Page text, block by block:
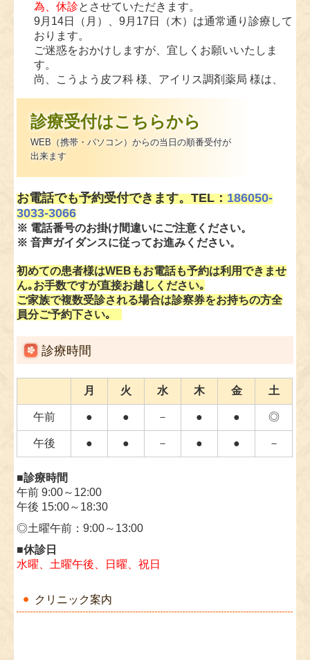
クリニック案内
為、休診とさせていただきます。
9月14日（月）、9月17日（木）は通常通り診療して
おります。
ご迷惑をおかけしますが、宜しくお願いいたしま
す。
尚、こうよう皮フ科 様、アイリス調剤薬局 様は、
2026.05.14
■明細書発行体制について■
当院では、医療の透明化や患者様への情報提供を積
料で発行しております。
また、公費負担医療の受給者で医療費の自己負担の
ない方についても、明細書を無料で発行しておりま
す。
検査の名称が記載されます。
明細書の発行を希望されない方は、会計窓口にてそ
の旨をお申し出ください。
当院では、令和8年6月の診療報酬改定に伴う、電子
的診療情報連携体制整備について以下のように対応
します。
・オンライン請求を行っています。
・オンライン資格確認を行う体制を有しています。
・医師がオンライン資格確認を利用して取得した診
療情報を、診療を行う診察室または処置室において
閲覧または活用できる体制を有しています。
一定程度の実績を有しています。
・電子的診療情報連携の体制に関する事項及び、質
の高い診療を実施する為の充分な情報を取得・活用
して診療を行うことについて、院内の見やすい場所
及びホームページ上に掲示しております。
2026.05.07
6月5日(金)～毎週金曜日午前に新しい女性医師が加
わりますのでお知らせします。しばらくの間は、秋
診療受付はこちらから
WEB（携帯・パソコン）からの当日の順番受付が
出来ます
お電話でも予約受付できます。TEL：186050-
3033-3066
※ 電話番号のお掛け間違いにご注意ください。
※ 音声ガイダンスに従ってお進みください。
初めての患者様はWEBもお電話も予約は利用できませ
ん｡お手数ですが直接お越しください｡
ご家族で複数受診される場合は診察券をお持ちの方全
員分ご予約下さい｡
診療時間
月 火 水 木 金 土
午前 ● ● － ● ● ◎
午後 ● ● － ● ● －
■診療時間
午前 9:00～12:00
午後 15:00～18:30
◎土曜午前：9:00～13:00
■休診日
水曜、土曜午後、日曜、祝日